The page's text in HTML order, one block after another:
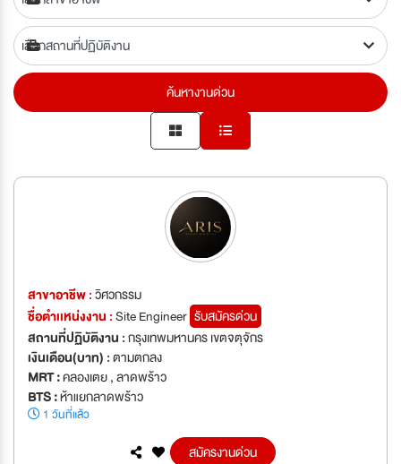
ค้นหางานด่วน
สาขาอาชีพ :วิศวกรรม
ชื่อตำเเหน่งงาน :Site Engineer รับสมัครด่วน
สถานที่ปฏิบัติงาน :กรุงเทพมหานคร เขตจตุจักร
เงินเดือน(บาท) :ตามตกลง
MRT :คลองเตย , ลาดพร้าว
BTS :ห้าแยกลาดพร้าว
1 วันที่แล้ว
สมัครงานด่วน